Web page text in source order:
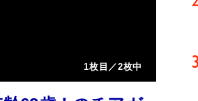
1枚目／2枚中